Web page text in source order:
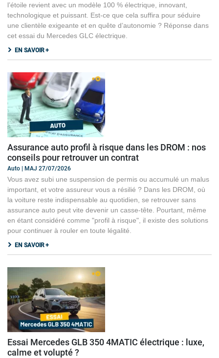
l’étoile revient avec un modèle 100 % électrique, innovant,
technologique et puissant. Est-ce que cela suffira pour séduire
une clientèle exigeante et en quête d’autonomie ? Réponse dans
cet essai du Mercedes GLC électrique.
EN SAVOIR +
Assurance auto profil à risque dans les DROM : nos
conseils pour retrouver un contrat
Auto | MAJ 27/07/2026
Vous avez subi une suspension de permis ou accumulé un malus
important, et votre assureur vous a résilié ? Dans les DROM, où
la voiture reste indispensable au quotidien, se retrouver sans
assurance auto peut vite devenir un casse-tête. Pourtant, même
en étant considéré comme "profil à risque", il existe des solutions
pour continuer à rouler en toute légalité.
EN SAVOIR +
Essai Mercedes GLB 350 4MATIC électrique : luxe,
calme et volupté ?